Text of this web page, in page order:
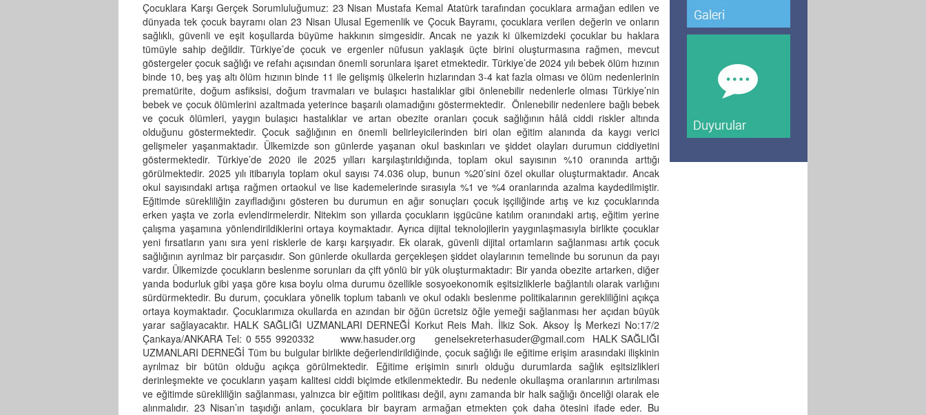
Çocuklara Karşı Gerçek Sorumluluğumuz: 23 Nisan Mustafa Kemal Atatürk tarafından çocuklara armağan edilen ve
dünyada tek çocuk bayramı olan 23 Nisan Ulusal Egemenlik ve Çocuk Bayramı, çocuklara verilen değerin ve onların
sağlıklı, güvenli ve eşit koşullarda büyüme hakkının simgesidir. Ancak ne yazık ki ülkemizdeki çocuklar bu haklara
tümüyle sahip değildir. Türkiye’de çocuk ve ergenler nüfusun yaklaşık üçte birini oluşturmasına rağmen, mevcut
göstergeler çocuk sağlığı ve refahı açısından önemli sorunlara işaret etmektedir. Türkiye’de 2024 yılı bebek ölüm hızının
binde 10, beş yaş altı ölüm hızının binde 11 ile gelişmiş ülkelerin hızlarından 3-4 kat fazla olması ve ölüm nedenlerinin
prematürite, doğum asfiksisi, doğum travmaları ve bulaşıcı hastalıklar gibi önlenebilir nedenlerle olması Türkiye’nin
bebek ve çocuk ölümlerini azaltmada yeterince başarılı olamadığını göstermektedir. Önlenebilir nedenlere bağlı bebek
ve çocuk ölümleri, yaygın bulaşıcı hastalıklar ve artan obezite oranları çocuk sağlığının hâlâ ciddi riskler altında
olduğunu göstermektedir. Çocuk sağlığının en önemli belirleyicilerinden biri olan eğitim alanında da kaygı verici
gelişmeler yaşanmaktadır. Ülkemizde son günlerde yaşanan okul baskınları ve şiddet olayları durumun ciddiyetini
göstermektedir. Türkiye’de 2020 ile 2025 yılları karşılaştırıldığında, toplam okul sayısının %10 oranında arttığı
görülmektedir. 2025 yılı itibarıyla toplam okul sayısı 74.036 olup, bunun %20’sini özel okullar oluşturmaktadır. Ancak
okul sayısındaki artışa rağmen ortaokul ve lise kademelerinde sırasıyla %1 ve %4 oranlarında azalma kaydedilmiştir.
Eğitimde sürekliliğin zayıfladığını gösteren bu durumun en ağır sonuçları çocuk işçiliğinde artış ve kız çocuklarında
erken yaşta ve zorla evlendirmelerdir. Nitekim son yıllarda çocukların işgücüne katılım oranındaki artış, eğitim yerine
çalışma yaşamına yönlendirildiklerini ortaya koymaktadır. Ayrıca dijital teknolojilerin yaygınlaşmasıyla birlikte çocuklar
yeni fırsatların yanı sıra yeni risklerle de karşı karşıyadır. Ek olarak, güvenli dijital ortamların sağlanması artık çocuk
sağlığının ayrılmaz bir parçasıdır. Son günlerde okullarda gerçekleşen şiddet olaylarının temelinde bu sorunun da payı
vardır. Ülkemizde çocukların beslenme sorunları da çift yönlü bir yük oluşturmaktadır: Bir yanda obezite artarken, diğer
yanda bodurluk gibi yaşa göre kısa boylu olma durumu özellikle sosyoekonomik eşitsizliklerle bağlantılı olarak varlığını
sürdürmektedir. Bu durum, çocuklara yönelik toplum tabanlı ve okul odaklı beslenme politikalarının gerekliliğini açıkça
ortaya koymaktadır. Çocuklarımıza okullarda en azından bir öğün ücretsiz öğle yemeği sağlanması her açıdan büyük
yarar sağlayacaktır. HALK SAĞLIĞI UZMANLARI DERNEĞİ Korkut Reis Mah. İlkiz Sok. Aksoy İş Merkezi No:17/2
Çankaya/ANKARA Tel: 0 555 9920332 www.hasuder.org genelsekreterhasuder@gmail.com HALK SAĞLIĞI
UZMANLARI DERNEĞİ Tüm bu bulgular birlikte değerlendirildiğinde, çocuk sağlığı ile eğitime erişim arasındaki ilişkinin
ayrılmaz bir bütün olduğu açıkça görülmektedir. Eğitime erişimin sınırlı olduğu durumlarda sağlık eşitsizlikleri
derinleşmekte ve çocukların yaşam kalitesi ciddi biçimde etkilenmektedir. Bu nedenle okullaşma oranlarının artırılması
ve eğitimde sürekliliğin sağlanması, yalnızca bir eğitim politikası değil, aynı zamanda bir halk sağlığı önceliği olarak ele
alınmalıdır. 23 Nisan’ın taşıdığı anlam, çocuklara bir bayram armağan etmekten çok daha ötesini ifade eder. Bu